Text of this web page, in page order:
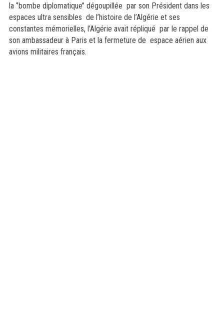
la ‘’bombe diplomatique’’ dégoupillée par son Président dans les
espaces ultra sensibles de l’histoire de l’Algérie et ses
constantes mémorielles, l’Algérie avait répliqué par le rappel de
son ambassadeur à Paris et la fermeture de espace aérien aux
avions militaires français.